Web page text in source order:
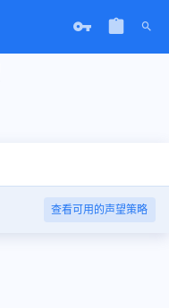
查看可用的声望策略